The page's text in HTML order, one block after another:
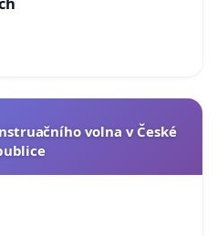
volna v České